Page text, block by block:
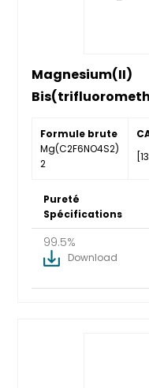
Magnesium(II)
Formule brute
Mg(C2F6NO4S2)
2
Pureté
Spécifications
99.5%
Download